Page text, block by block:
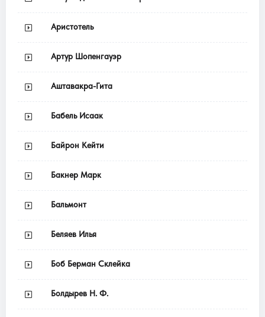
Аристотель
Артур Шопенгауэр
Аштавакра-Гита
Бабель Исаак
Байрон Кейти
Бакнер Марк
Бальмонт
Беляев Илья
Боб Берман Склейка
Болдырев Н. Ф.